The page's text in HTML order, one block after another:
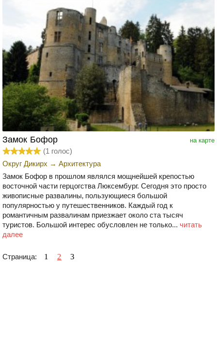
на карте
Замок Бофор
(1 голос)
Округ Дикирх → Архитектура
Замок Бофор в прошлом являлся мощнейшей крепостью
восточной части герцогства Люксембург. Сегодня это просто
живописные развалины‚ пользующиеся большой
популярностью у путешественников. Каждый год к
романтичным развалинам приезжает около ста тысяч
туристов. Большой интерес обусловлен не только... читать
далее
Страница: 1 2 3